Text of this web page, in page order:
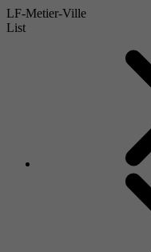
LF-Metier-Ville
List